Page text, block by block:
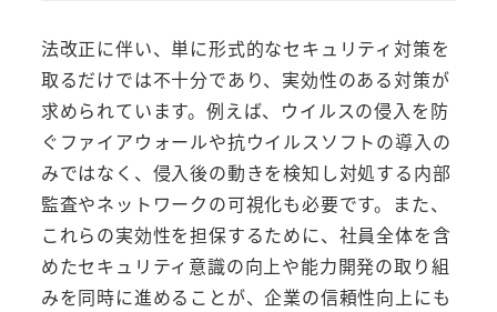
法改正に伴い、単に形式的なセキュリティ対策を
取るだけでは不十分であり、実効性のある対策が
求められています。例えば、ウイルスの侵入を防
ぐファイアウォールや抗ウイルスソフトの導入の
みではなく、侵入後の動きを検知し対処する内部
監査やネットワークの可視化も必要です。また、
これらの実効性を担保するために、社員全体を含
めたセキュリティ意識の向上や能力開発の取り組
みを同時に進めることが、企業の信頼性向上にも